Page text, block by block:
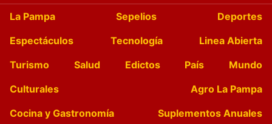
La Pampa Sepelios
Deportes
Espectáculos
Tecnología
Linea Abierta
Turismo
Salud Edictos País
Mundo
Culturales
Agro La Pampa
Cocina y Gastronomía
Suplementos Anuales